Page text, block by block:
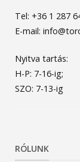
Tel: +36 1 287
E-mail:
Nyitva tartás:
H-P: 7-16-ig;
SZO: 7-13-ig
RÓLUNK